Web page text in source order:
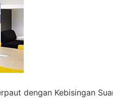
dengan Kebisingan